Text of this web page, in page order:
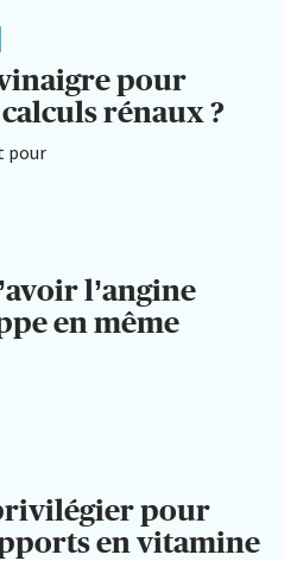
pour
rénaux ?
pour
l’angine
en même
pour
en vitamine